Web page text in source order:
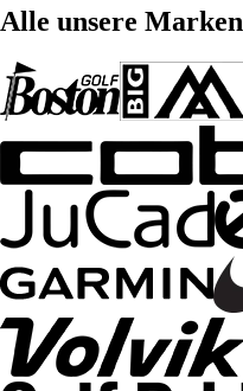
Alle unsere Marken